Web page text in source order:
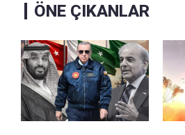
ÖNE ÇIKANLAR